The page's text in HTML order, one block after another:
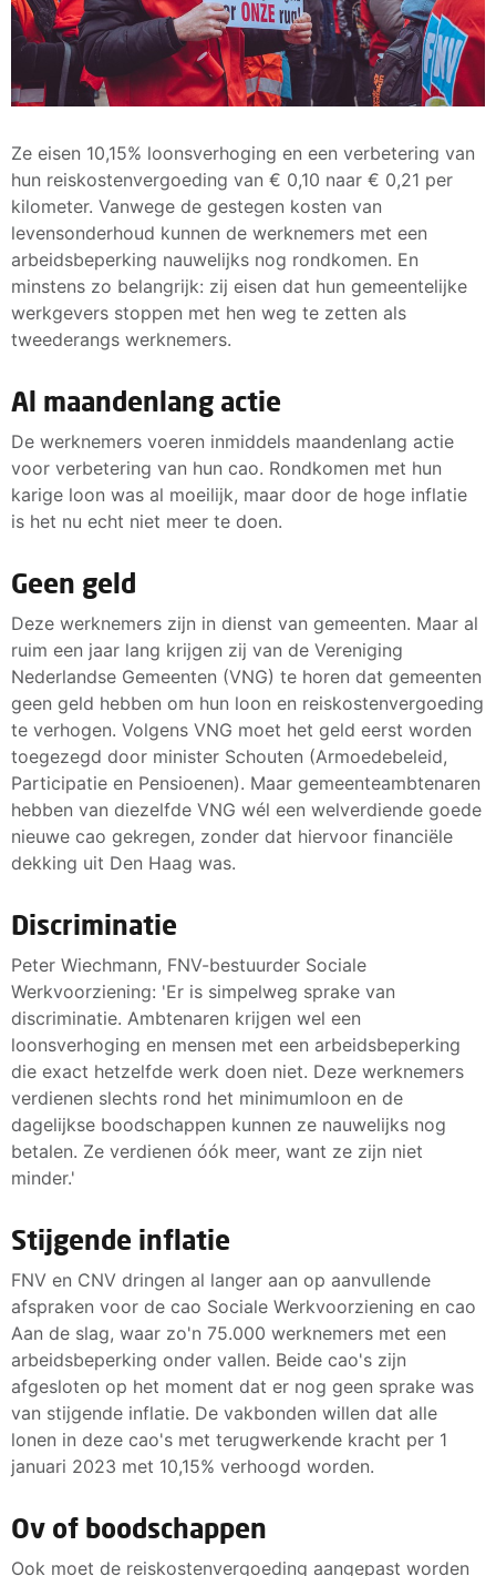
Ze eisen 10,15% loonsverhoging en een verbetering van
hun reiskostenvergoeding van € 0,10 naar € 0,21 per
kilometer. Vanwege de gestegen kosten van
levensonderhoud kunnen de werknemers met een
arbeidsbeperking nauwelijks nog rondkomen. En
minstens zo belangrijk: zij eisen dat hun gemeentelijke
werkgevers stoppen met hen weg te zetten als
tweederangs werknemers.
Al maandenlang actie
De werknemers voeren inmiddels maandenlang actie
voor verbetering van hun cao. Rondkomen met hun
karige loon was al moeilijk, maar door de hoge inflatie
is het nu echt niet meer te doen.
Geen geld
Deze werknemers zijn in dienst van gemeenten. Maar al
ruim een jaar lang krijgen zij van de Vereniging
Nederlandse Gemeenten (VNG) te horen dat gemeenten
geen geld hebben om hun loon en reiskostenvergoeding
te verhogen. Volgens VNG moet het geld eerst worden
toegezegd door minister Schouten (Armoedebeleid,
Participatie en Pensioenen). Maar gemeenteambtenaren
hebben van diezelfde VNG wél een welverdiende goede
nieuwe cao gekregen, zonder dat hiervoor financiële
dekking uit Den Haag was.
Discriminatie
Peter Wiechmann, FNV-bestuurder Sociale
Werkvoorziening: 'Er is simpelweg sprake van
discriminatie. Ambtenaren krijgen wel een
loonsverhoging en mensen met een arbeidsbeperking
die exact hetzelfde werk doen niet. Deze werknemers
verdienen slechts rond het minimumloon en de
dagelijkse boodschappen kunnen ze nauwelijks nog
betalen. Ze verdienen óók meer, want ze zijn niet
minder.'
Stijgende inflatie
FNV en CNV dringen al langer aan op aanvullende
afspraken voor de cao Sociale Werkvoorziening en cao
Aan de slag, waar zo'n 75.000 werknemers met een
arbeidsbeperking onder vallen. Beide cao's zijn
afgesloten op het moment dat er nog geen sprake was
van stijgende inflatie. De vakbonden willen dat alle
lonen in deze cao's met terugwerkende kracht per 1
januari 2023 met 10,15% verhoogd worden.
Ov of boodschappen
Ook moet de reiskostenvergoeding aangepast worden